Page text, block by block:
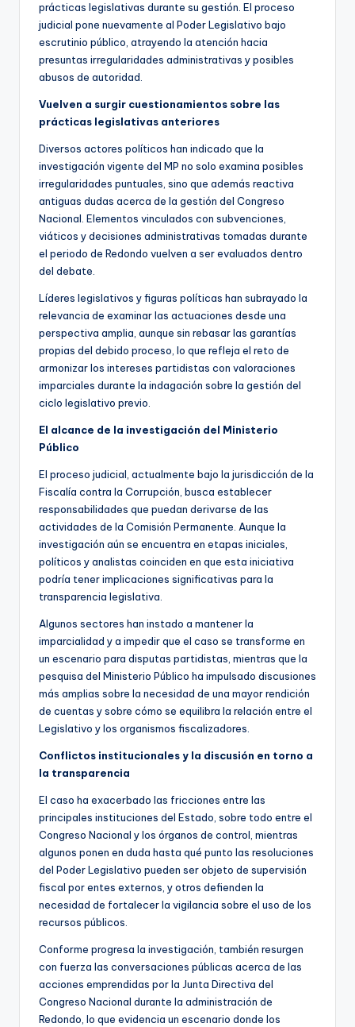
prácticas legislativas durante su gestión. El proceso
judicial pone nuevamente al Poder Legislativo bajo
escrutinio público, atrayendo la atención hacia
presuntas irregularidades administrativas y posibles
abusos de autoridad.
Vuelven a surgir cuestionamientos sobre las
prácticas legislativas anteriores
Diversos actores políticos han indicado que la
investigación vigente del MP no solo examina posibles
irregularidades puntuales, sino que además reactiva
antiguas dudas acerca de la gestión del Congreso
Nacional. Elementos vinculados con subvenciones,
viáticos y decisiones administrativas tomadas durante
el periodo de Redondo vuelven a ser evaluados dentro
del debate.
Líderes legislativos y figuras políticas han subrayado la
relevancia de examinar las actuaciones desde una
perspectiva amplia, aunque sin rebasar las garantías
propias del debido proceso, lo que refleja el reto de
armonizar los intereses partidistas con valoraciones
imparciales durante la indagación sobre la gestión del
ciclo legislativo previo.
El alcance de la investigación del Ministerio
Público
El proceso judicial, actualmente bajo la jurisdicción de la
Fiscalía contra la Corrupción, busca establecer
responsabilidades que puedan derivarse de las
actividades de la Comisión Permanente. Aunque la
investigación aún se encuentra en etapas iniciales,
políticos y analistas coinciden en que esta iniciativa
podría tener implicaciones significativas para la
transparencia legislativa.
Algunos sectores han instado a mantener la
imparcialidad y a impedir que el caso se transforme en
un escenario para disputas partidistas, mientras que la
pesquisa del Ministerio Público ha impulsado discusiones
más amplias sobre la necesidad de una mayor rendición
de cuentas y sobre cómo se equilibra la relación entre el
Legislativo y los organismos fiscalizadores.
Conflictos institucionales y la discusión en torno a
la transparencia
El caso ha exacerbado las fricciones entre las
principales instituciones del Estado, sobre todo entre el
Congreso Nacional y los órganos de control, mientras
algunos ponen en duda hasta qué punto las resoluciones
del Poder Legislativo pueden ser objeto de supervisión
fiscal por entes externos, y otros defienden la
necesidad de fortalecer la vigilancia sobre el uso de los
recursos públicos.
Conforme progresa la investigación, también resurgen
con fuerza las conversaciones públicas acerca de las
acciones emprendidas por la Junta Directiva del
Congreso Nacional durante la administración de
Redondo, lo que evidencia un escenario donde los